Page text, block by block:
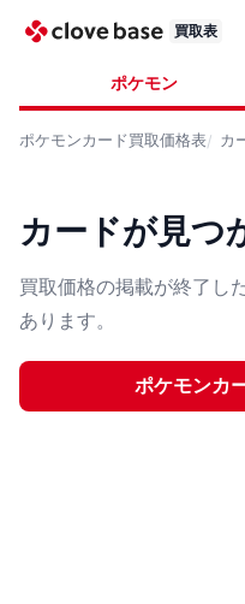
買取表
ポケモン
ポケモンカード買取価格表 カ
カードが見つ
買取価格の掲載が終了し
あります。
ポケモンカ